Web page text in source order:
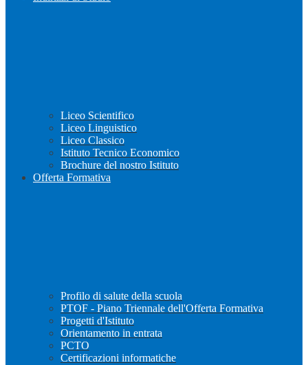
Liceo Scientifico
Liceo Linguistico
Liceo Classico
Istituto Tecnico Economico
Brochure del nostro Istituto
Offerta Formativa
Profilo di salute della scuola
PTOF - Piano Triennale dell'Offerta Formativa
Progetti d'Istituto
Orientamento in entrata
PCTO
Certificazioni informatiche